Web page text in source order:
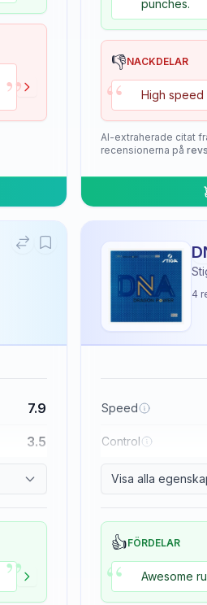
”
punches.
👎NACKDELAR
“ High speed
AI-extraherade citat
recensionerna på
7.9
3.5
”
4
Speed
Control
Visa alla
👍FÖRDELAR
“ Awesome